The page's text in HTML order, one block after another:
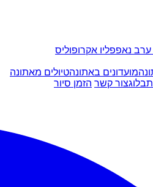
ערב נאפפליו אקרופוליס
מועדונים באתונהטיולים מאתונה
בלוגצור קשר הזמן סיור